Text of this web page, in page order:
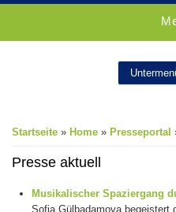
Sie sind hier
Startseite » Home » Presseportal
Presse aktuell
Musikalischer Spaziergang
Sofja Gülbadamova begeistert